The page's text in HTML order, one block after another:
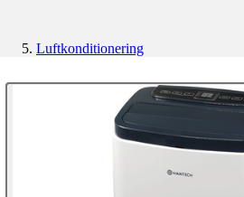
Luftkonditionering